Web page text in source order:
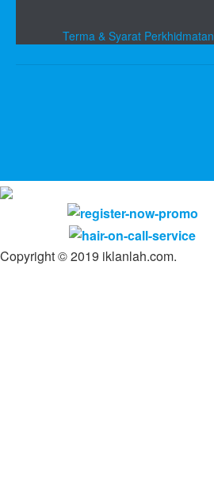
Terma & Syarat Perkhidmatan
Copyright © 2019 iklanlah.com.